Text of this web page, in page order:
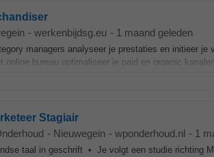
- werkenbijdsg.eu - 1 maand geleden
managers analyseer je prestaties en initieer
online bureau optimaliseer je paid en organic
Stagiair
- Nieuwegein - wponderhoud.nl - 1
taal in geschrift • Je volgt een studie richting